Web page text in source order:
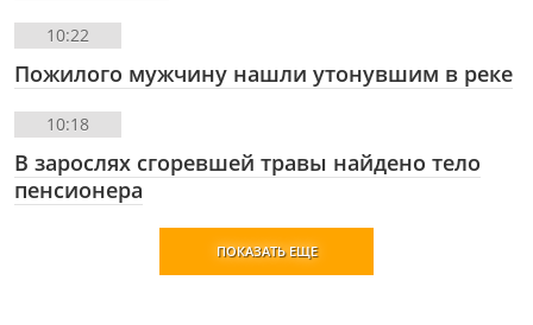
10:22
Пожилого мужчину нашли утонувшим в реке
10:18
В зарослях сгоревшей травы найдено тело
пенсионера
ПОКАЗАТЬ ЕЩЕ